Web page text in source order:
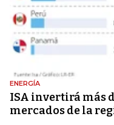
ENERGÍA
ISA invertirá más
mercados de la